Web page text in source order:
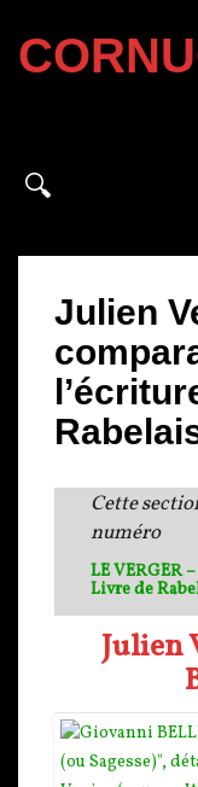
Julien
Cette
numéro
LE VERGER
Livre de
Julien